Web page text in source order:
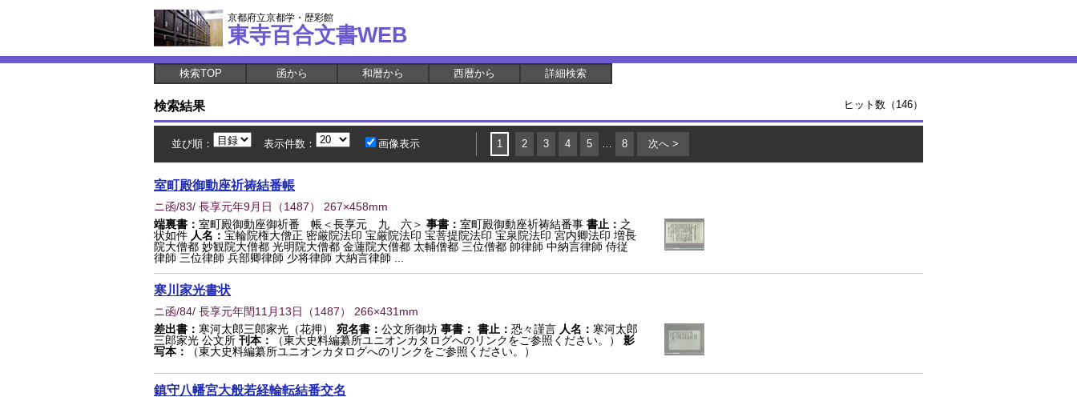
京都府立京都学・歴彩館
東寺百合文書WEB
検索TOP 函から 和暦から 西暦から 詳細検索
検索結果 ヒット数（146）
並び順： 表示件数： 画像表示 1 2 3 4 5 … 8 次へ >
室町殿御動座祈祷結番帳
ニ函/83/ 長享元年9月日 （1487） 267×458mm
端裏書： 室町殿御動座御祈番 帳＜長享元 九 六＞ 事書： 室町殿御動座祈祷結番事 書止： 之
状如件 人名： 宝輪院権大僧正 密厳院法印 宝厳院法印 宝菩提院法印 宝泉院法印 宮内卿法印 増長
院大僧都 妙観院大僧都 光明院大僧都 金蓮院大僧都 太輔僧都 三位僧都 帥律師 中納言律師 侍従
律師 三位律師 兵部卿律師 少将律師 大納言律師 ...
寒川家光書状
ニ函/84/ 長享元年閏11月13日 （1487） 266×431mm
差出書： 寒河太郎三郎家光（花押） 宛名書： 公文所御坊 事書： 書止： 恐々謹言 人名： 寒河太郎
三郎家光 公文所 刊本： （東大史料編纂所ユニオンカタログへのリンクをご参照ください。）
影
写本：
（東大史料編纂所ユニオンカタログへのリンクをご参照ください。）
鎮守八幡宮大般若経輪転結番交名